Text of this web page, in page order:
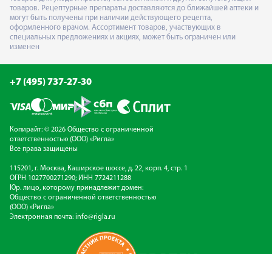
товаров. Рецептурные препараты доставляются до ближайшей аптеки и
могут быть получены при наличии действующего рецепта,
оформленного врачом. Ассортимент товаров, участвующих в
специальных предложениях и акциях, может быть ограничен или
изменен
+7 (495) 737-27-30
Копирайт: © 2026 Общество с ограниченной
ответственностью (ООО) «Ригла»
Все права защищены
115201, г. Москва, Каширское шоссе, д. 22, корп. 4, стр. 1
ОГРН 1027700271290; ИНН 7724211288
Юр. лицо, которому принадлежит домен:
Общество с ограниченной ответственностью
(ООО) «Ригла»
Электронная почта: info@rigla.ru